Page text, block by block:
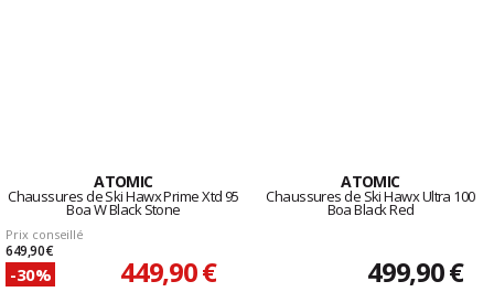
ATOMIC
Chaussures de Ski Hawx Prime Xtd 95
Boa W Black Stone
Prix conseillé
649,90 €
-30% 449,90 €
ATOMIC
Chaussures de Ski Hawx Ultra 100
Boa Black Red
499,90 €